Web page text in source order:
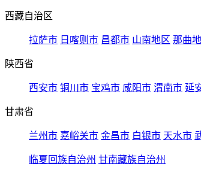
西藏自治区
拉萨市 日喀则市 昌都市 山南地区 那曲
陕西省
西安市 铜川市 宝鸡市 咸阳市 渭南市 延
甘肃省
兰州市 嘉峪关市 金昌市 白银市 天水市
临夏回族自治州 甘南藏族自治州